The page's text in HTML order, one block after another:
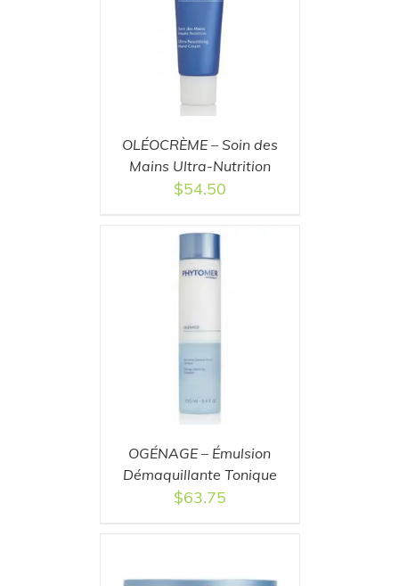
OLÉOCRÈME – Soin des
Mains Ultra-Nutrition
$54.50
OGÉNAGE – Émulsion
Démaquillante Tonique
$63.75